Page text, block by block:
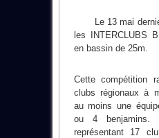
Le 13 mai
les INTERCLUBS
en bassin de 25m.
Cette compétition
clubs régionaux à
au moins une
ou 4 benjamins.
représentant 17